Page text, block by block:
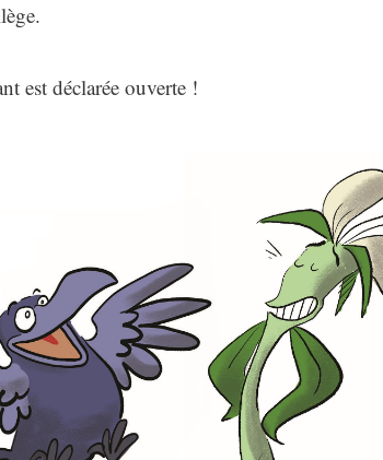
est déclarée ouverte !